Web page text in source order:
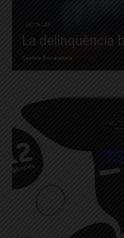
DESTACAT
La delinqüència
Carme Rocamora